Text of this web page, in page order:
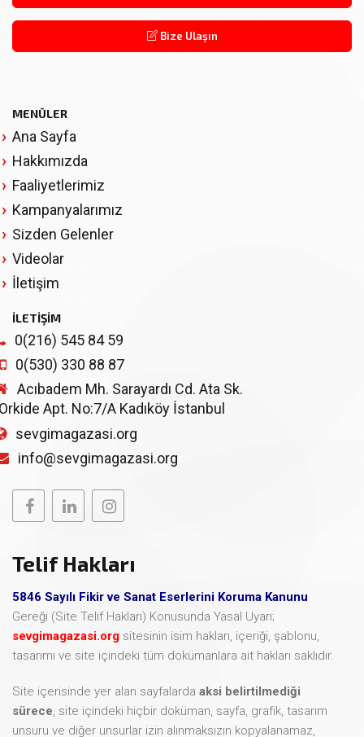
Bize Ulaşın
MENÜLER
Ana Sayfa
Hakkımızda
Faaliyetlerimiz
Kampanyalarımız
Sizden Gelenler
Videolar
İletişim
İLETİŞİM
0(216) 545 84 59
0(530) 330 88 87
Acıbadem Mh. Sarayardı Cd. Ata Sk.
Apt. No:7/A Kadıköy İstanbul
sevgimagazasi.org
info@sevgimagazasi.org
Telif Hakları
5846 Sayılı Fikir ve Sanat Eserlerini Koruma Kanunu
Gereği (Site Telif Hakları) Konusunda Yasal Uyarı;
sevgimagazasi.org sitesinin isim hakları, içeriği, şablonu,
tasarımı ve site içindeki tüm dokümanlara ait hakları saklıdır.
Site içerisinde yer alan sayfalarda aksi belirtilmediği
sürece, site içindeki hiçbir doküman, sayfa, grafik, tasarım
unsuru ve diğer unsurlar izin alınmaksızın kopyalanamaz,